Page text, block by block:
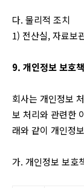
다. 물리적 조치
1) 전산실, 자료보
9. 개인정보 보호
회사는 개인정보
보 처리와 관련한
래와 같이 개인정
가. 개인정보 보호